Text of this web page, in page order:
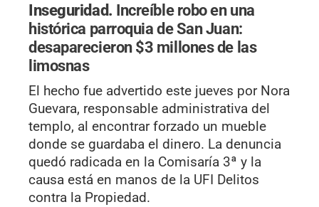
Inseguridad. Increíble robo en una
histórica parroquia de San Juan:
desaparecieron $3 millones de las
limosnas
El hecho fue advertido este jueves por Nora
Guevara, responsable administrativa del
templo, al encontrar forzado un mueble
donde se guardaba el dinero. La denuncia
quedó radicada en la Comisaría 3ª y la
causa está en manos de la UFI Delitos
contra la Propiedad.